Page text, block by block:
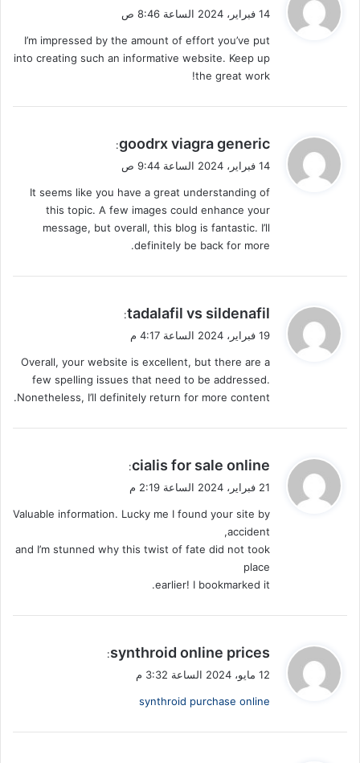
ق
ل
14 فبراير، 2024 الساعة 8:46 ص
I’m impressed by the amount of effort you’ve put
into creating such an informative website. Keep up
the great work!
ي
ق
ل
goodrx viagra generic
:
14 فبراير، 2024 الساعة 9:44 ص
It seems like you have a great understanding of
this topic. A few images could enhance your
message, but overall, this blog is fantastic. I’ll
definitely be back for more.
ي
ق
ل
tadalafil vs sildenafil
:
19 فبراير، 2024 الساعة 4:17 م
Overall, your website is excellent, but there are a
few spelling issues that need to be addressed.
Nonetheless, I’ll definitely return for more content.
ي
ق
ل
cialis for sale online
:
21 فبراير، 2024 الساعة 2:19 م
Valuable information. Lucky me I found your site by
accident,
and I’m stunned why this twist of fate did not took
place
earlier! I bookmarked it.
ي
ق
ل
synthroid online prices
:
12 مايو، 2024 الساعة 3:32 م
synthroid purchase online